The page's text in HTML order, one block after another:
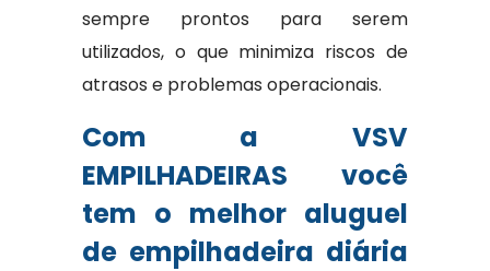
sempre prontos para serem
utilizados, o que minimiza riscos de
atrasos e problemas operacionais.
Com a VSV
EMPILHADEIRAS você
tem o melhor aluguel
de empilhadeira diária